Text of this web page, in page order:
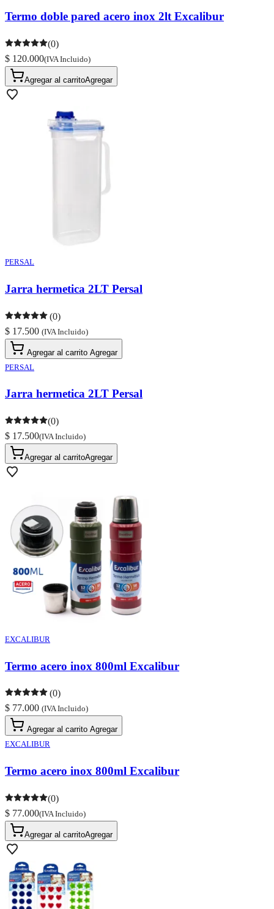
Termo doble pared acero inox 2lt Excalibur
(0)
$ 120.000(IVA Incluido)
Agregar al carritoAgregar
PERSAL
Jarra hermetica 2LT Persal
(0)
$ 17.500 (IVA Incluido)
Agregar al carrito Agregar
PERSAL
Jarra hermetica 2LT Persal
(0)
$ 17.500(IVA Incluido)
Agregar al carritoAgregar
EXCALIBUR
Termo acero inox 800ml Excalibur
(0)
$ 77.000 (IVA Incluido)
Agregar al carrito Agregar
EXCALIBUR
Termo acero inox 800ml Excalibur
(0)
$ 77.000(IVA Incluido)
Agregar al carritoAgregar